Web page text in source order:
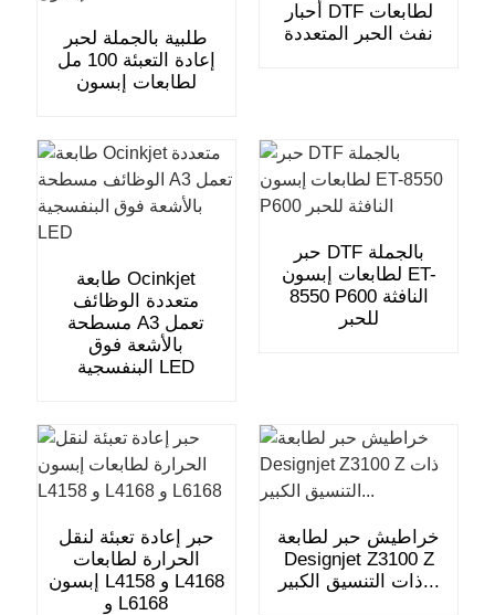
طلبية بالجملة لحبر
إعادة التعبئة 100 مل
لطابعات إبسون
أحبار DTF لطابعات
نفث الحبر المتعددة
طابعة Ocinkjet
متعددة الوظائف
مسطحة A3 تعمل
بالأشعة فوق
البنفسجية LED
حبر DTF بالجملة
لطابعات إبسون ET-
8550 P600 النافثة
للحبر
حبر إعادة تعبئة لنقل
الحرارة لطابعات
إبسون L4158 و L4168
و L6168
خراطيش حبر لطابعة
Designjet Z3100 Z
ذات التنسيق الكبير...